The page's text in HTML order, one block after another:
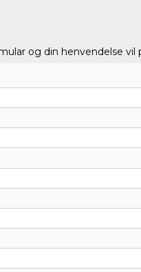
og din henvendelse